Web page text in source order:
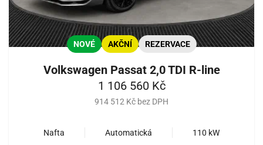
NOVÉ AKČNÍ REZERVACE
Volkswagen Passat 2,0 TDI R-line
1 106 560 Kč
914 512 Kč bez DPH
Nafta Automatická 110 kW